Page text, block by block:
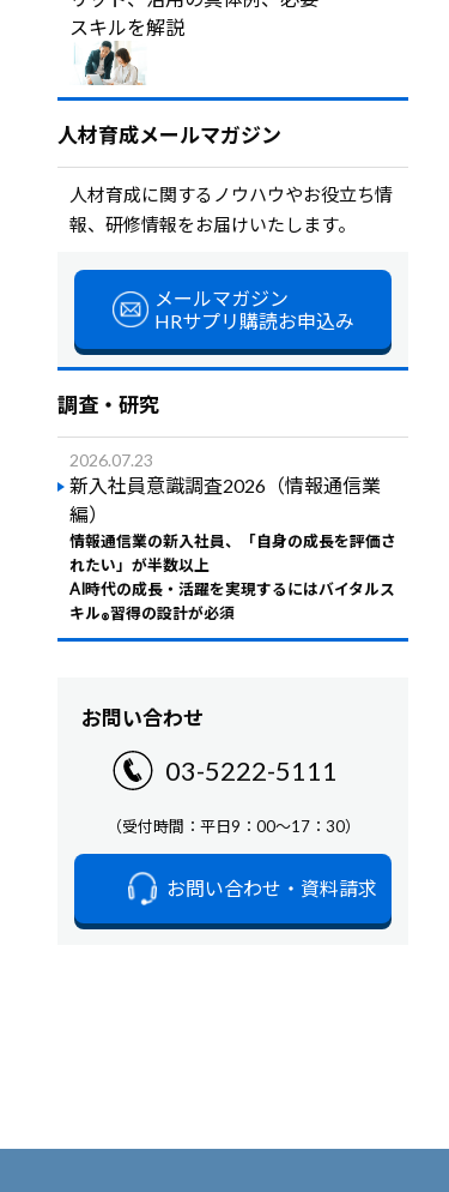
スキルを解説
人材育成メールマガジン
人材育成に関するノウハウやお役立ち情
報、研修情報をお届けいたします。
メールマガジン
HRサプリ購読お申込み
調査・研究
2026.07.23
新入社員意識調査2026（情報通信業
編）
情報通信業の新入社員、「自身の成長を評価さ
れたい」が半数以上
AI時代の成長・活躍を実現するにはバイタルス
キル®習得の設計が必須
お問い合わせ
03-5222-5111
（受付時間：平日9：00～17：30）
お問い合わせ・資料請求